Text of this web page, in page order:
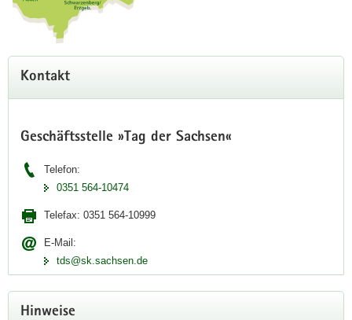
Kontakt
Geschäftsstelle »Tag der Sachsen«
Telefon:
0351 564-10474
Telefax: 0351 564-10999
E-Mail:
tds@sk.sachsen.de
Hinweise